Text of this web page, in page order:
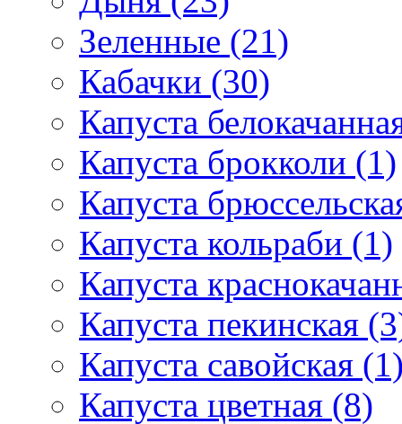
Зеленные (21)
Кабачки (30)
Капуста
Капуста брокколи (1)
Капуста
Капуста кольраби (1)
Капуста
Капуста пекинская
Капуста савойская
Капуста цветная (8)